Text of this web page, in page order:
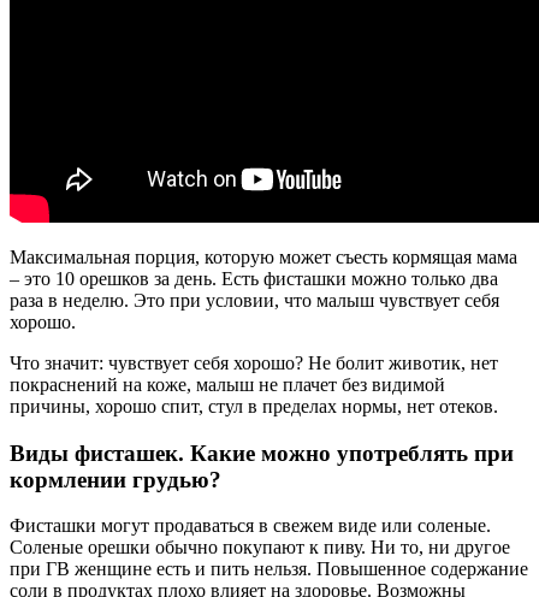
Максимальная порция, которую может съесть кормящая мама
– это 10 орешков за день. Есть фисташки можно только два
раза в неделю. Это при условии, что малыш чувствует себя
хорошо.
Что значит: чувствует себя хорошо? Не болит животик, нет
покраснений на коже, малыш не плачет без видимой
причины, хорошо спит, стул в пределах нормы, нет отеков.
Виды фисташек. Какие можно употреблять при
кормлении грудью?
Фисташки могут продаваться в свежем виде или соленые.
Соленые орешки обычно покупают к пиву. Ни то, ни другое
при ГВ женщине есть и пить нельзя. Повышенное содержание
соли в продуктах плохо влияет на здоровье. Возможны